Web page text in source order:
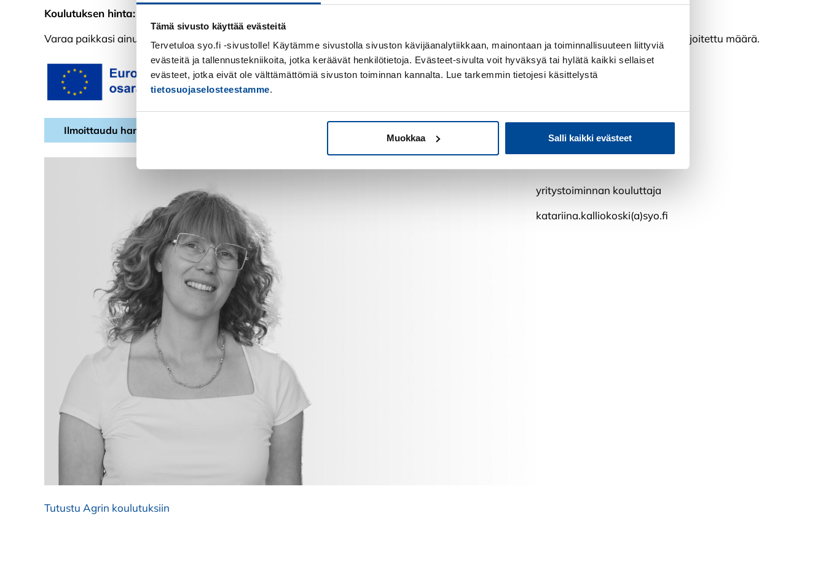
Tämä sivusto käyttää evästeitä
Tervetuloa syo.fi -sivustolle! Käytämme sivustolla sivuston kävijäanalytiikkaan, mainontaan ja toiminnallisuuteen liittyviä
evästeitä ja tallennustekniikoita, jotka keräävät henkilötietoja. Evästeet-sivulta voit hyväksyä tai hylätä kaikki sellaiset
evästeet, jotka eivät ole välttämättömiä sivuston toiminnan kannalta. Lue tarkemmin tietojesi käsittelystä
tietosuojaselosteestamme.
Muokkaa Salli kaikki evästeet
Koulutuksen hinta:
Varaa paikkasi ainutlaatuiseen hankekokonaisuuteen, jossa pääset kasvamaan yrittäjänä monella tärkeällä osa-alueella! Paikkoja on rajoitettu määrä.
Ilmoittaudu hankkeeseen
yritystoiminnan kouluttaja
katariina.kalliokoski(a)syo.fi
Tutustu Agrin koulutuksiin